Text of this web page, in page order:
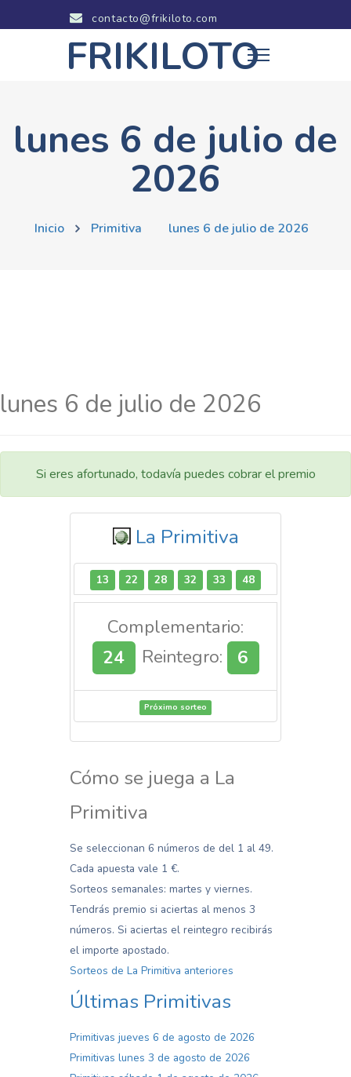
contacto@frikiloto.com
FRIKILOTO
lunes 6 de julio de
2026
Inicio Primitiva lunes 6 de julio de 2026
lunes 6 de julio de 2026
Si eres afortunado, todavía puedes cobrar el premio
La Primitiva
13 22 28 32 33 48
Complementario:
24
Reintegro: 6
Próximo sorteo
Cómo se juega a La
Primitiva
Se seleccionan 6 números de del 1 al 49.
Cada apuesta vale 1 €.
Sorteos semanales: martes y viernes.
Tendrás premio si aciertas al menos 3
números. Si aciertas el reintegro recibirás
el importe apostado.
Sorteos de La Primitiva anteriores
Últimas Primitivas
Primitivas jueves 6 de agosto de 2026
Primitivas lunes 3 de agosto de 2026